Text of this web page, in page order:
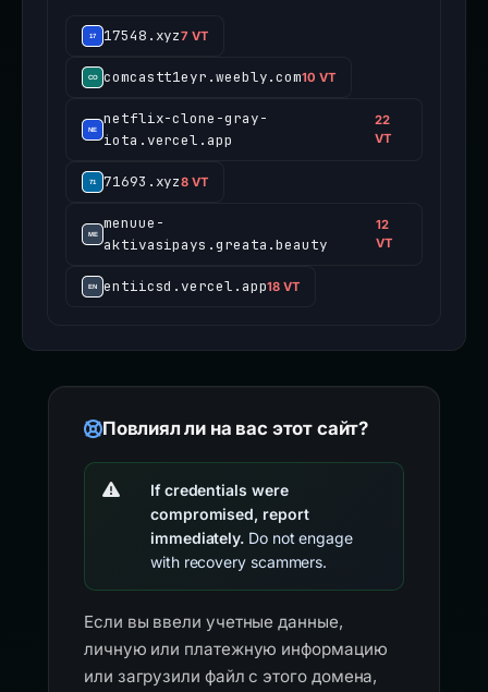
17548.xyz7 VT
comcastt1eyr.weebly.com10 VT
netflix-clone-gray-
iota.vercel.app
22
VT
71693.xyz8 VT
menuue-
aktivasipays.greata.beauty
12
VT
entiicsd.vercel.app18 VT
Повлиял ли на вас этот сайт?
If credentials were
compromised, report
immediately. Do not engage
with recovery scammers.
Если вы ввели учетные данные,
личную или платежную информацию
или загрузили файл с этого домена,